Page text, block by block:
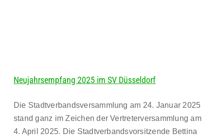
Neujahrsempfang 2025 im SV Düsseldorf
Die Stadtverbandsversammlung am 24. Januar 2025
stand ganz im Zeichen der Vertreterversammlung am
4. April 2025. Die Stadtverbandsvorsitzende Bettina